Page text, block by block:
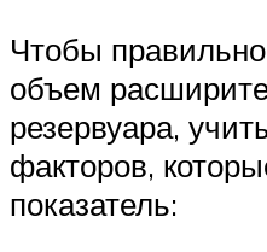
Чтобы
объем
резервуара,
факторов,
показатель: